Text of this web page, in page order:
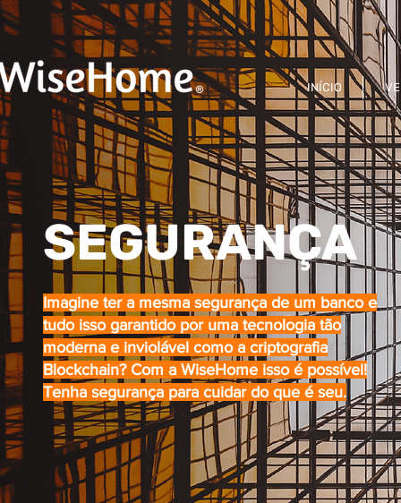
PRIVACIDADE ALEXA SEJA UM FRANQUEADO EXCLUSÃO
INÍCIO
SEGURANÇA
Imagine ter a mesma segurança de um banco e
tudo isso garantido por uma tecnologia tão
moderna e inviolável como a criptografia
Blockchain? Com a WiseHome isso é possível!
Tenha segurança para cuidar do que é seu.